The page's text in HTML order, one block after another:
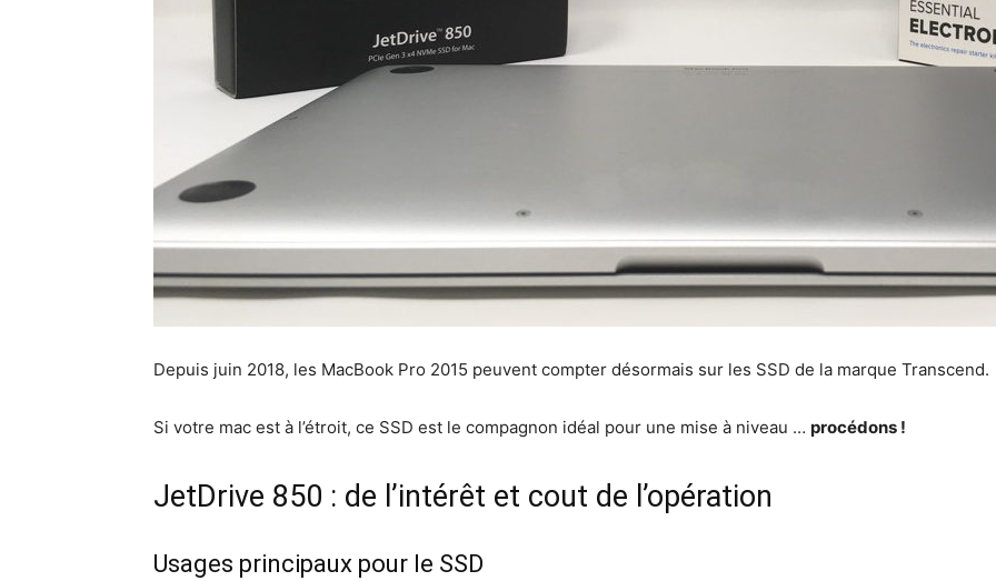
Depuis juin 2018, les MacBook Pro 2015 peuvent compter désormais sur les SSD de la marque Transcend.
Si votre mac est à l’étroit, ce SSD est le compagnon idéal pour une mise à niveau … procédons !
JetDrive 850 : de l’intérêt et cout de l’opération
Usages principaux pour le SSD